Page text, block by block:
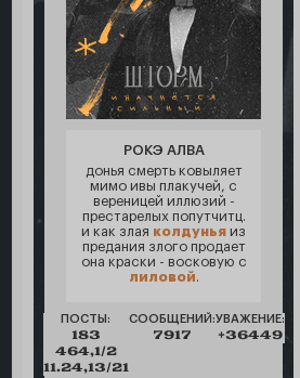
РОКЭ АЛВА
донья смерть ковыляет
мимо ивы плакучей, с
вереницей иллюзий -
престарелых попутчитц.
и как злая колдунья из
предания злого продает
она краски - восковую с
лиловой.
ПОСТЫ:
183
464,1/2
11.24,13/21
СООБЩЕНИЙ:
7917
УВАЖЕНИЕ:
+36449